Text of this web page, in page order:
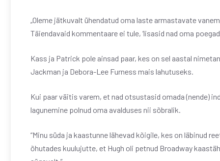
„Oleme jätkuvalt ühendatud oma laste armastavate
Täiendavaid kommentaare ei tule, ‘lisasid nad oma
Kass ja Patrick pole ainsad paar, kes on sel aastal
Jackman ja Debora-Lee Furness mais lahutuseks.
Kui paar väitis varem, et nad otsustasid omada (nende)
lagunemine polnud oma avalduses nii sõbralik.
“Minu süda ja kaastunne lähevad kõigile, kes on läbinud
õhutades kuulujutte, et Hugh oli petnud Broadway